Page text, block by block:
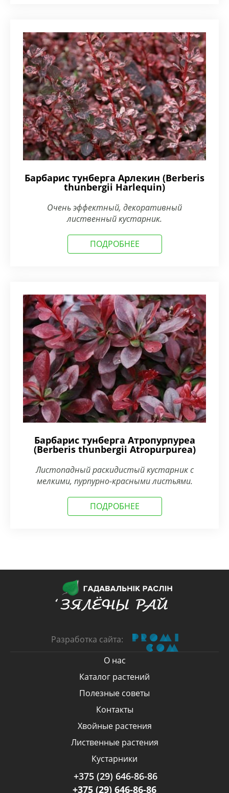
Барбарис тунберга Арлекин (Berberis
thunbergii Harlequin)
Очень эффектный, декоративный
лиственный кустарник.
ПОДРОБНЕЕ
Барбарис тунберга Атропурпуреа
(Berberis thunbergii Atropurpurea)
Листопадный раскидистый кустарник с
мелкими, пурпурно-красными листьями.
ПОДРОБНЕЕ
Разработка сайта:
О нас
Каталог растений
Полезные советы
Контакты
Хвойные растения
Лиственные растения
Кустарники
+375 (29) 646-86-86
+375 (29) 646-86-86